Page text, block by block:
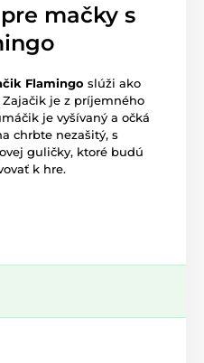
mačky s
Flamingo slúži ako
Zajačik je z príjemného
je vyšívaný a očká
chrbte nezašitý, s
guličky, ktoré budú
k hre.